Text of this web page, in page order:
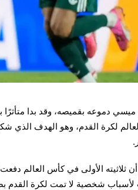
دموعه بقميصه، وقد بدا
لكرة القدم، وهو الهدف الذي
ثلاثيته الأولى في كأس العالم
لأسباب شخصية لا تمت لكرة القدم